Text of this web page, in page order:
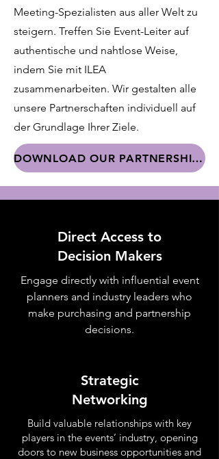
Meeting-Spezialisten aus aller Welt zu
steigern. Treffen Sie Event-Leiter auf
authentische und nahtlose Weise,
indem Sie mit ILEA
zusammenarbeiten. Wir gestalten alle
unsere Partnerschaften individuell auf
der Grundlage Ihrer Ziele.
DOWNLOAD OUR PARTNERSHIP PACKET
Direct Access to
Decision Makers
Engage directly with influential event
planners and industry leaders who
make purchasing and partnership
decisions.
Strategic
Networking
Build valuable relationships with key
players in the events’ industry, opening
doors to new business opportunities and